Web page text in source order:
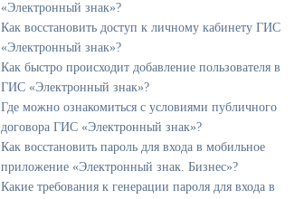
«Электронный знак»?
Как восстановить доступ к личному кабинету ГИС
«Электронный знак»?
Как быстро происходит добавление пользователя в
ГИС «Электронный знак»?
Где можно ознакомиться с условиями публичного
договора ГИС «Электронный знак»?
Как восстановить пароль для входа в мобильное
приложение «Электронный знак. Бизнес»?
Какие требования к генерации пароля для входа в